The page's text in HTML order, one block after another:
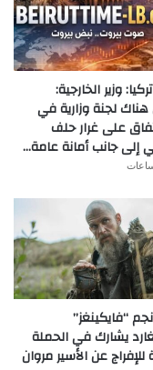
وزير الخارجية:
لجنة وزارية في
على غرار حلف
إلى جانب أمانة عامة…
“فايكينغز”
يشارك في الحملة
للإفراج عن الأسير مروان